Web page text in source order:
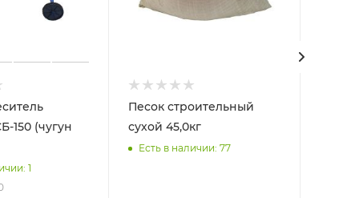
1
Песок строительный
сухой 45,0кг
Есть в наличии: 77